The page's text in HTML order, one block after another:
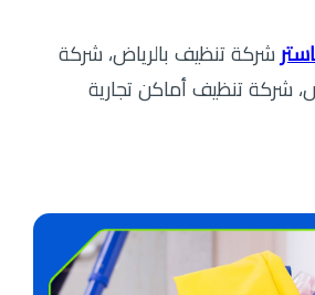
شركة تنظيف بالرياض، شركة
شركة تنظيف أماكن تجارية